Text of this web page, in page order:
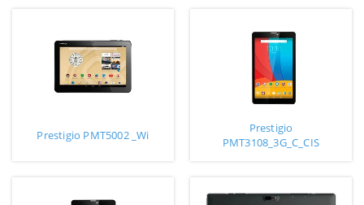
Prestigio PMT5002 _Wi
Prestigio
PMT3108_3G_C_CIS